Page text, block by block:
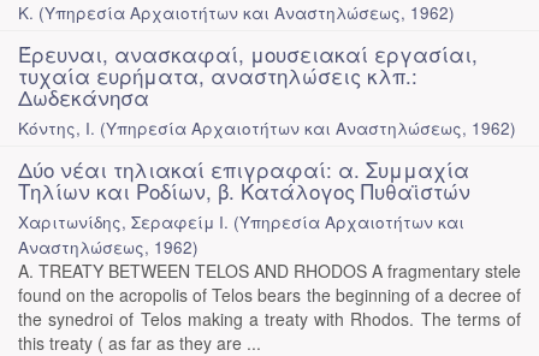
Κ. (Υπηρεσία Αρχαιοτήτων και Αναστηλώσεως, 1962)
Έρευναι, ανασκαφαί, μουσειακαί εργασίαι,
τυχαία ευρήματα, αναστηλώσεις κλπ.:
Δωδεκάνησα
Κόντης, Ι. (Υπηρεσία Αρχαιοτήτων και Αναστηλώσεως, 1962)
Δύο νέαι τηλιακαί επιγραφαί: α. Συμμαχία
Τηλίων και Ροδίων, β. Κατάλογος Πυθαϊστών
Χαριτωνίδης, Σεραφείμ Ι. (Υπηρεσία Αρχαιοτήτων και
Αναστηλώσεως, 1962)
A. TREATY BETWEEN TELOS AND RHODOS A fragmentary stele
found on the acropolis of Telos bears the beginning of a decree of
the synedroi of Telos making a treaty with Rhodos. The terms of
this treaty ( as far as they are ...